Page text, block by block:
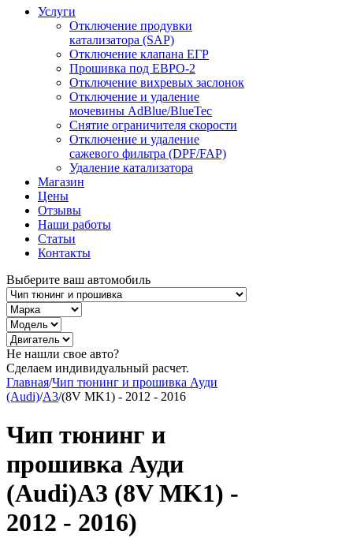
Услуги
Отключение продувки
катализатора (SAP)
Отключение клапана ЕГР
Прошивка под ЕВРО-2
Отключение вихревых заслонок
Отключение и удаление
мочевины AdBlue/BlueTec
Снятие ограничителя скорости
Отключение и удаление
сажевого фильтра (DPF/FAP)
Удаление катализатора
Магазин
Цены
Отзывы
Наши работы
Статьи
Контакты
Выберите ваш автомобиль
Не нашли свое авто?
Сделаем индивидуальный расчет.
Главная/Чип тюнинг и прошивка Ауди
(Audi)/A3/(8V MK1) - 2012 - 2016
Чип тюнинг и
прошивка Ауди
(Audi)A3 (8V MK1) -
2012 - 2016)